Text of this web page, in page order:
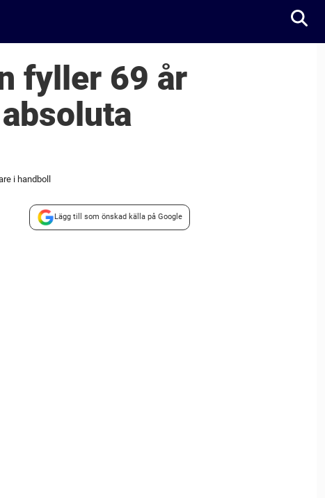
fyller 69 år
i handboll
Lägg till som önskad källa på Google